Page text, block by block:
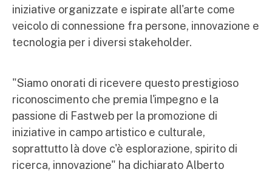
iniziative organizzate e ispirate all'arte come
veicolo di connessione fra persone, innovazione e
tecnologia per i diversi stakeholder.
"Siamo onorati di ricevere questo prestigioso
riconoscimento che premia l'impegno e la
passione di Fastweb per la promozione di
iniziative in campo artistico e culturale,
soprattutto là dove c'è esplorazione, spirito di
ricerca, innovazione" ha dichiarato Alberto